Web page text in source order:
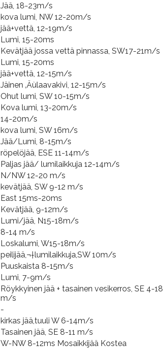
Jää, 18-23m/s
kova lumi, NW 12-20m/s
jää+vettä, 12-19m/s
Lumi, 15-20ms
Kevätjää jossa vettä pinnassa, SW17-21m/s
Lumi, 15-20ms
jää+vettä, 12-15m/s
Jäinen ‚Äùlaavakivi, 12-15m/s
Ohut lumi, SW 10-15m/s
Kova lumi, 13-20m/s
14-20m/s
kova lumi, SW 16m/s
Jää/Lumi, 8-15m/s
röpelöjää, ESE 11-14m/s
Paljas jää/ lumilaikkuja 12-14m/s
N/NW 12-20 m/s
kevätjää, SW 9-12 m/s
East 15ms-20ms
Kevätjää, 9-12m/s
Lumi/jää, N15-18m/s
8-14 m/s
Loskalumi, W15-18m/s
peilijää,¬†lumilaikkuja,SW 10m/s
Puuskaista 8-15m/s
Lumi, 7-9m/s
Röykkyinen jää + tasainen vesikerros, SE 4-18
m/s
-
kirkas jää,tuuli W 6-14m/s
Tasainen jää, SE 8-11 m/s
W-NW 8-12ms Mosaikkijää Kostea